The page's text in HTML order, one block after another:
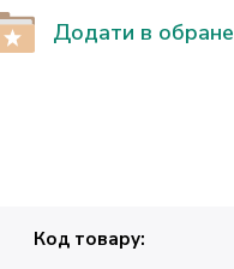
Додати в обране
Код товару: